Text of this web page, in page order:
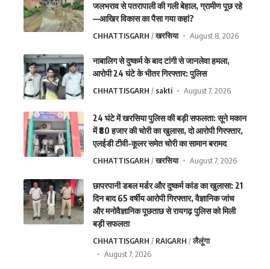
जलभराव से पतरापाली की गली बेहाल, ग्रामीण पूछ रहे
—आखिर विकास का पैसा गया कहां?
CHHATTISGARH खरसिया August 8, 2026
नाबालिग से दुष्कर्म के बाद टांगी से जानलेवा हमला,
आरोपी 24 घंटे के भीतर गिरफ्तार: पुलिस
CHHATTISGARH sakti August 7, 2026
24 घंटे में खरसिया पुलिस की बड़ी सफलता: सूने मकान
में ₹80 हजार की चोरी का खुलासा, दो आरोपी गिरफ्तार,
एलईडी टीवी-कूलर समेत चोरी का सामान बरामद
CHHATTISGARH खरसिया August 7, 2026
छापरपानी डबल मर्डर और दुष्कर्म कांड का खुलासा: 21
दिन बाद 65 वर्षीय आरोपी गिरफ्तार, वैज्ञानिक जांच
और मनोवैज्ञानिक पूछताछ से रायगढ़ पुलिस को मिली
बड़ी सफलता
CHHATTISGARH RAIGARH
लैलूंगा
August 7, 2026